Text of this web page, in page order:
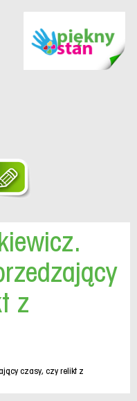
z
czasy, czy relikt z